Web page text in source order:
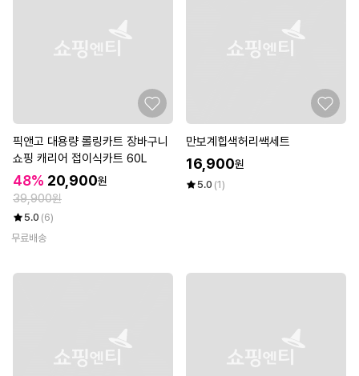
픽앤고 대용량 롤링카트 장바구니
쇼핑 캐리어 접이식카트 60L
48% 20,900원
39,900원
5.0 (6)
무료배송
만보계힙색허리쌕세트
16,900원
5.0 (1)